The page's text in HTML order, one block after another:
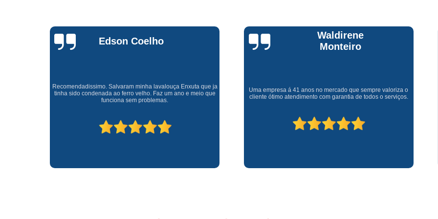
Assistencia Tecnica Brastemp
Assistencia Tecnica
Assistencia Tecnica Microondas
Microondas Brastemp Assistencia Tecnica
Conserto de Maquina de Lavar
Conserto Maquina de Lavar Roupa
Waldirene
Monteiro
Uma empresa á 41 anos no mercado que sempre valoriza o
cliente ótimo atendimento com garantia de todos o serviços.
Claúdia
Andrullis
telefônico (q hj infelizmente é um problema), e a eficiência do
técnico Sr Henrique na solução do problema da minha lava e
seca q minha família não vive mais sem. #recomendo os